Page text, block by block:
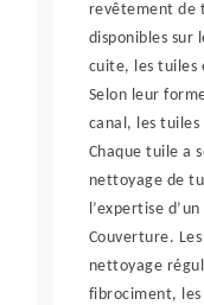
revêtement de
disponibles sur
cuite, les tuiles
Selon leur
canal, les
Chaque tuile a
nettoyage de
l’expertise
Couverture.
nettoyage
fibrociment, les